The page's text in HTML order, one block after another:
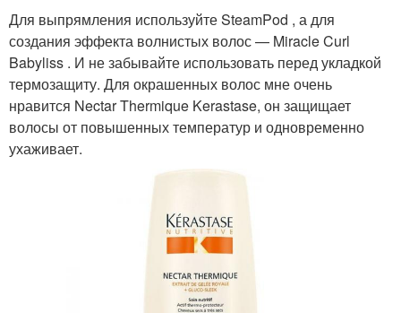
Для выпрямления используйте SteamPod , а для
создания эффекта волнистых волос — Miracle Curl
Babyliss . И не забывайте использовать перед укладкой
термозащиту. Для окрашенных волос мне очень
нравится Nectar Thermique Kerastase, он защищает
волосы от повышенных температур и одновременно
ухаживает.